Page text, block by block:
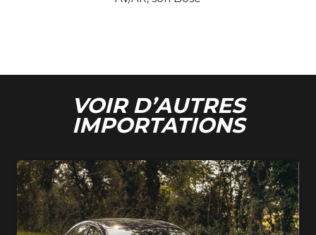
VOIR D’AUTRES
IMPORTATIONS